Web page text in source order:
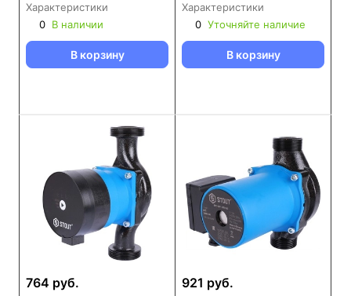
Характеристики
0 В наличии
В корзину
Характеристики
0 Уточняйте наличие
В корзину
764 руб. 921 руб.